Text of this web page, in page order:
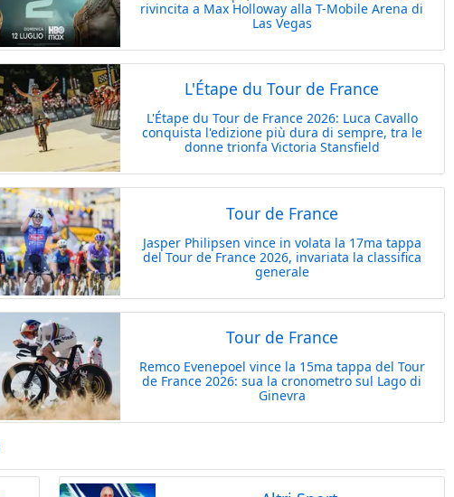
rivincita a Max Holloway alla T-Mobile Arena di
Las Vegas
L'Étape du Tour de France
L'Étape du Tour de France 2026: Luca Cavallo
conquista l'edizione più dura di sempre, tra le
donne trionfa Victoria Stansfield
Tour de France
Jasper Philipsen vince in volata la 17ma tappa
del Tour de France 2026, invariata la classifica
generale
Tour de France
Remco Evenepoel vince la 15ma tappa del Tour
de France 2026: sua la cronometro sul Lago di
Ginevra